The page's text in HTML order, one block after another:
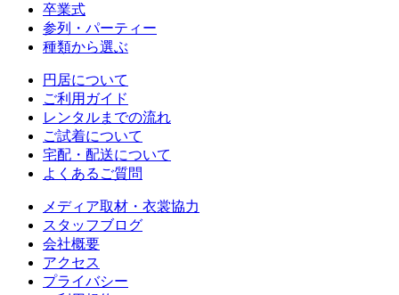
卒業式
参列・パーティー
種類から選ぶ
円居について
ご利用ガイド
レンタルまでの流れ
ご試着について
宅配・配送について
よくあるご質問
メディア取材・衣裳協力
スタッフブログ
会社概要
アクセス
プライバシー